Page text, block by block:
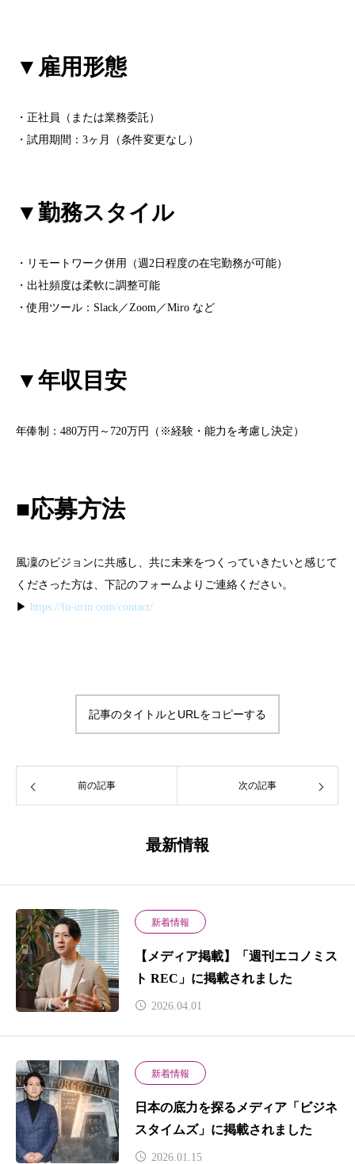
▼雇用形態
・正社員（または業務委託）
・試用期間：3ヶ月（条件変更なし）
▼勤務スタイル
・リモートワーク併用（週2日程度の在宅勤務が可能）
・出社頻度は柔軟に調整可能
・使用ツール：Slack／Zoom／Miro など
▼年収目安
年俸制：480万円～720万円（※経験・能力を考慮し決定）
■応募方法
風凜のビジョンに共感し、共に未来をつくっていきたいと感じて
くださった方は、下記のフォームよりご連絡ください。
▶︎ https://fu-urin.com/contact/
記事のタイトルとURLをコピーする
前の記事 次の記事
最新情報
新着情報
【メディア掲載】「週刊エコノミス
ト REC」に掲載されました
2026.04.01
新着情報
日本の底力を探るメディア「ビジネ
スタイムズ」に掲載されました
2026.01.15